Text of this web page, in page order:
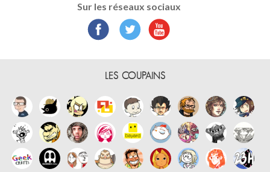
Sur les réseaux sociaux
LES COUPAINS